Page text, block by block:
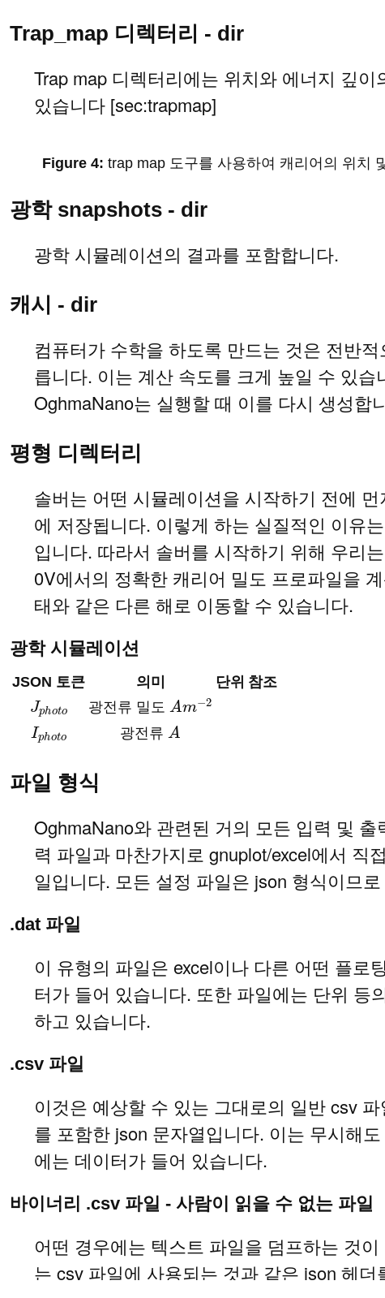
Trap_map 디렉터리 - dir
Trap map 디렉터리에는 위치와 에너지 깊
있습니다 [sec:trapmap]
trap map 도구를 사용하여 캐리어의 위치
광학 snapshots - dir
광학 시뮬레이션의 결과를 포함합니다.
캐시 - dir
컴퓨터가 수학을 하도록 만드는 것은 전반
릅니다. 이는 계산 속도를 크게 높일 수 있
OghmaNano는 실행할 때 이를 다시 생성합
평형 디렉터리
솔버는 어떤 시뮬레이션을 시작하기 전에
에 저장됩니다. 이렇게 하는 실질적인 이유
입니다. 따라서 솔버를 시작하기 위해 우리
0V에서의 정확한 캐리어 밀도 프로파일을
태와 같은 다른 해로 이동할 수 있습니다.
광학 시뮬레이션
JSON 토큰 의미 단위 참조
Jpho 광전류 밀도Am−2
Iphot 광전류A
파일 형식
OghmaNano와 관련된 거의 모든 입력 및
력 파일과 마찬가지로 gnuplot/excel에서 직
일입니다. 모든 설정 파일은 json 형식이므
.dat 파일
이 유형의 파일은 excel이나 다른 어떤 플로
터가 들어 있습니다. 또한 파일에는 단위 등
하고 있습니다.
.csv 파일
이것은 예상할 수 있는 그대로의 일반 csv
를 포함한 json 문자열입니다. 이는 무시해
에는 데이터가 들어 있습니다.
바이너리 .csv 파일 - 사람이 읽을 수 없는 파일
어떤 경우에는 텍스트 파일을 덤프하는 것
는 csv 파일에 사용되는 것과 같은 json 헤